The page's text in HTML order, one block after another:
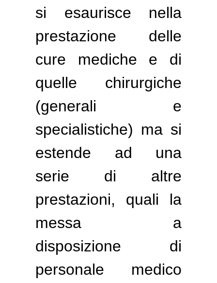
si esaurisce nella
prestazione delle
cure mediche e di
quelle chirurgiche
(generali e
specialistiche) ma si
estende ad una
serie di altre
prestazioni, quali la
messa a
disposizione di
personale medico